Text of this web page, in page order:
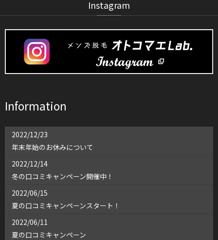
Instagram
Information
2022/12/23
年末年始のお休みについて
2022/12/14
冬の口コミキャンペーン開催中！
2022/06/15
夏の口コミキャンペーンスタート！
2022/06/11
夏の口コミキャンペーン